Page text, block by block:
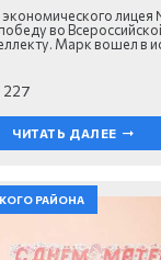
экономического
во
Марк вошел в
227
ЧИТАТЬ ДАЛЕЕ
РАЙОНА